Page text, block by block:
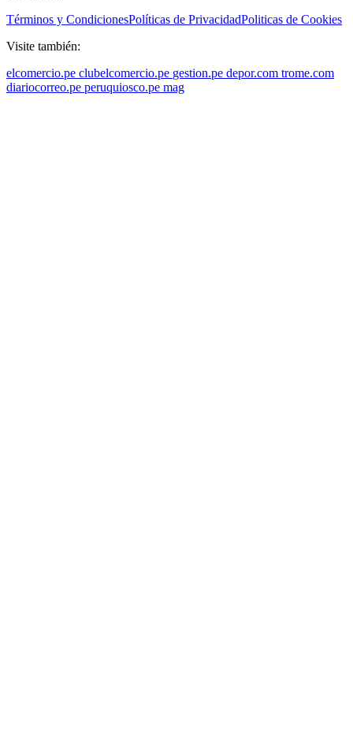
Términos y CondicionesPolíticas de PrivacidadPoliticas de Cookies
Visite también:
elcomercio.pe clubelcomercio.pe gestion.pe depor.com trome.com
diariocorreo.pe peruquiosco.pe mag